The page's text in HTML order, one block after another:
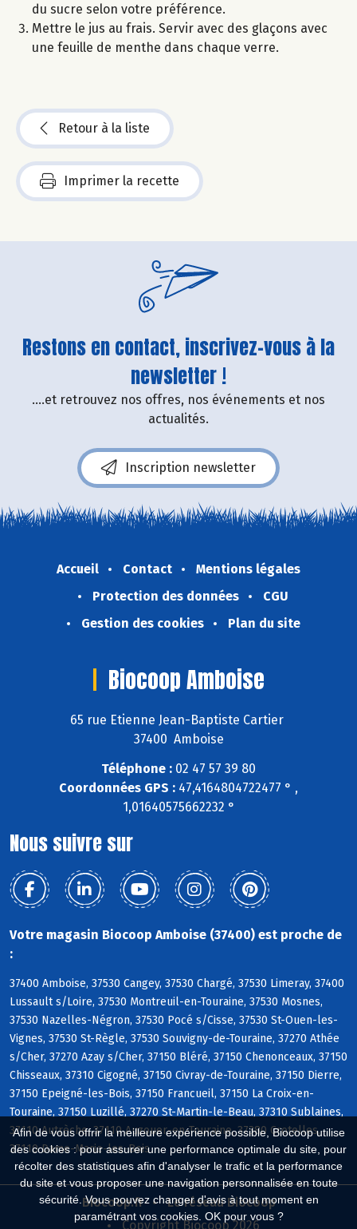
Afin de vous offrir la meilleure expérience possible, Biocoop utilise
des cookies : pour assurer une performance optimale du site, pour
récolter des statistiques afin d'analyser le trafic et la performance
du site et vous proposer une navigation personnalisée en toute
sécurité. Vous pouvez changer d'avis à tout moment en
paramétrant vos cookies. OK pour vous ?
du sucre selon votre préférence.
Mettre le jus au frais. Servir avec des glaçons avec
une feuille de menthe dans chaque verre.
Retour à la liste
Imprimer la recette
Restons en contact, inscrivez-vous à la
newsletter !
....et retrouvez nos offres, nos événements et nos
actualités.
Inscription newsletter
Accueil Contact
Mentions légales
Protection des données
CGU
Gestion des cookies
Plan du site
Biocoop Amboise
65 rue Etienne Jean-Baptiste Cartier
37400 Amboise
Téléphone : 02 47 57 39 80
Coordonnées GPS : 47,4164804722477 ° ,
1,01640575662232 °
Nous suivre sur
Votre magasin Biocoop Amboise (37400) est proche de
:
37400 Amboise, 37530 Cangey, 37530 Chargé, 37530 Limeray, 37400
Lussault s/Loire, 37530 Montreuil-en-Touraine, 37530 Mosnes,
37530 Nazelles-Négron, 37530 Pocé s/Cisse, 37530 St-Ouen-les-
Vignes, 37530 St-Règle, 37530 Souvigny-de-Touraine, 37270 Athée
s/Cher, 37270 Azay s/Cher, 37150 Bléré, 37150 Chenonceaux, 37150
Chisseaux, 37310 Cigogné, 37150 Civray-de-Touraine, 37150 Dierre,
37150 Epeigné-les-Bois, 37150 Francueil, 37150 La Croix-en-
Touraine, 37150 Luzillé, 37270 St-Martin-le-Beau, 37310 Sublaines,
37110 Autrèche, 37110 Auzouer-en-Touraine, 37380 Crotelles,
37110 Dame-Marie-les-Bois
Biocoop.fr
Le réseau Biocoop
Copyright Biocoop 2026